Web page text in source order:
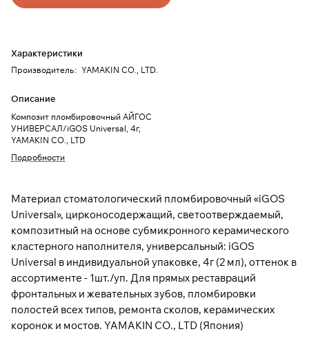
Характеристики
Производитель: YAMAKIN CO., LTD.
Описание
Композит пломбировочный АЙГОС
УНИВЕРСАЛ/iGOS Universal, 4г,
YAMAKIN CO., LTD
Подробности
Материал стоматологический пломбировочный «iGOS
Universal», цирконосодержащий, светоотверждаемый,
композитный на основе субмикронного керамического
кластерного наполнителя, универсальный: iGOS
Universal в индивидуальной упаковке, 4г (2 мл), оттенок в
ассортименте - 1шт./уп. Для прямых реставраций
фронтальных и жевательных зубов, пломбировки
полостей всех типов, ремонта сколов, керамических
коронок и мостов. YAMAKIN CO., LTD (Япония)